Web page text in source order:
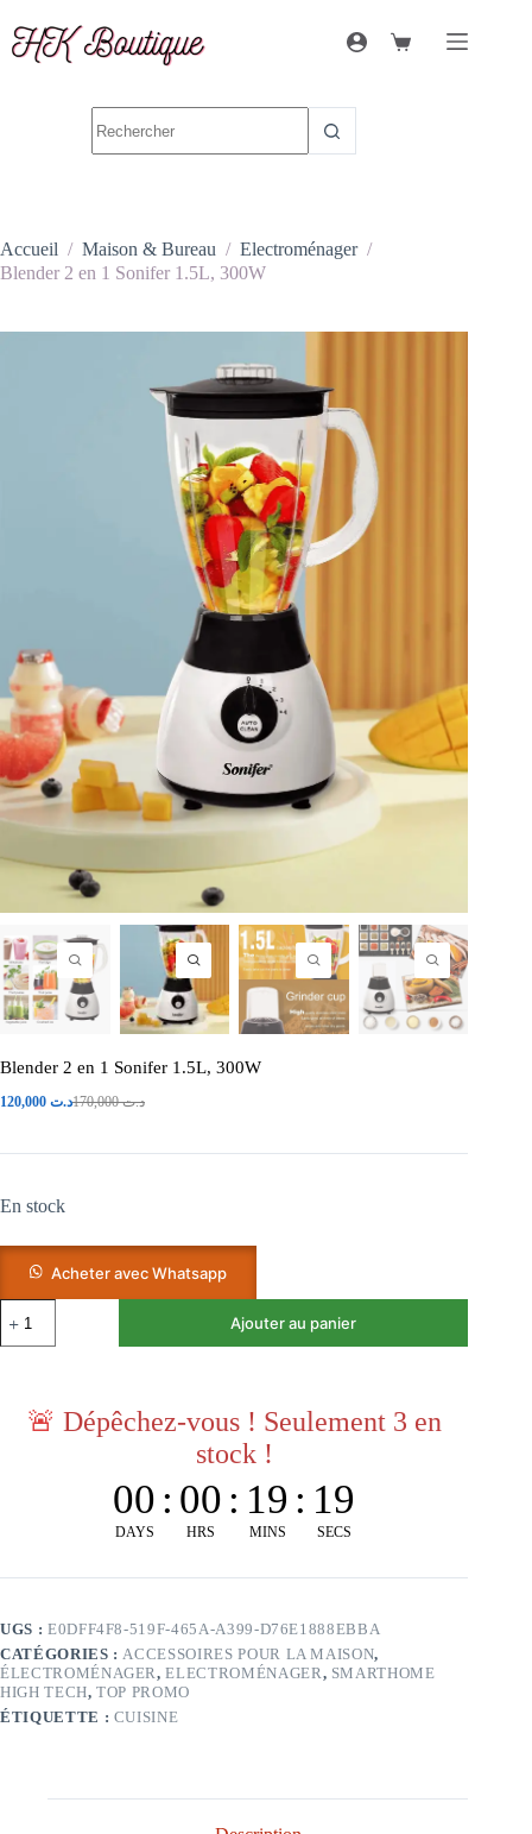
Accueil / Maison & Bureau / Electroménager /
Blender 2 en 1 Sonifer 1.5L, 300W
Blender 2 en 1 Sonifer 1.5L, 300W
د.ت170,000 د.ت
En stock
Acheter avec Whatsapp
Ajouter au panier
🚨 Dépêchez-vous ! Seulement 3 en
stock !
00
DAYS
: 00
HRS
: 19
MINS
: 19
SECS
UGS : E0DFF4F8-519F-465A-A399-D76E1888EBBA
CATÉGORIES :ACCESSOIRES POUR LA MAISON,
ÉLECTROMÉNAGER,ELECTROMÉNAGER, SMARTHOME
HIGH TECH,TOP PROMO
ÉTIQUETTE : CUISINE